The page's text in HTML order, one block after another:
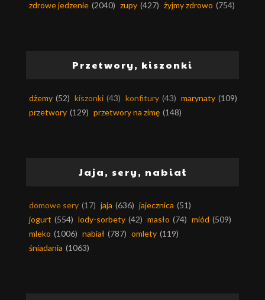
zdrowe jedzenie (2040) zupy (427) żyjmy zdrowo (754)
Przetwory, kiszonki
dżemy (52) kiszonki (43) konfitury (43) marynaty (109)
przetwory (129) przetwory na zimę (148)
Jaja, sery, nabiał
domowe sery (17) jaja (636) jajecznica (51)
jogurt (554) lody-sorbety (42) masło (74) miód (509)
mleko (1006) nabiał (787) omlety (119)
śniadania (1063)